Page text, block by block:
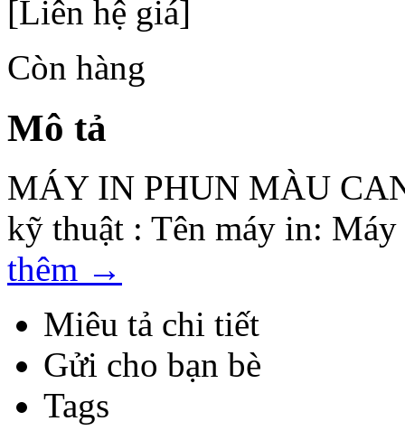
[Liên hệ giá]
Còn hàng
Mô tả
MÁY IN PHUN MÀU
kỹ thuật : Tên máy in:
thêm →
Miêu tả chi tiết
Gửi cho bạn bè
Tags